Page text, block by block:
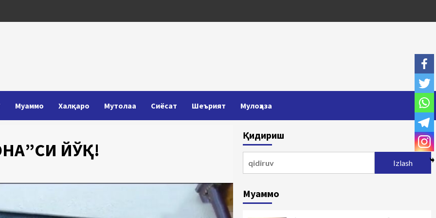
Муаммо Халқаро Мутолаа Сиёсат Шеърият Мулоҳаза
ЙЎҚ!
Қидириш
Муаммо